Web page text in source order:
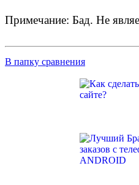
Примечание: Бад. Не
В папку сравнения